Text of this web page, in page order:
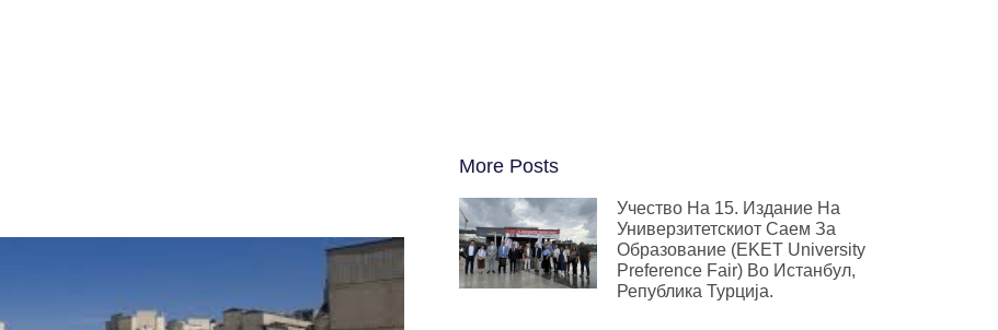
More Posts
Учество На 15. Издание На
Универзитетскиот Саем За
Образование (EKET University
Preference Fair) Во Истанбул,
Република Турција.